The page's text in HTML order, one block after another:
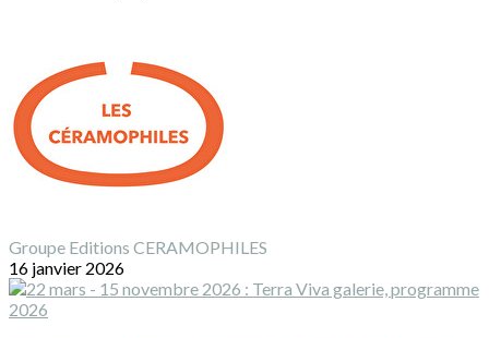
Groupe Editions CERAMOPHILES
16 janvier 2026